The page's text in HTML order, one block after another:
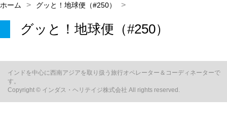
ホーム グッと！地球便（#250）
グッと！地球便（#250）
インドを中心に西南アジアを取り扱う旅行オペレーター＆コーディネーターで
す。
Copyright © インダス・ヘリテイジ株式会社 All rights reserved.